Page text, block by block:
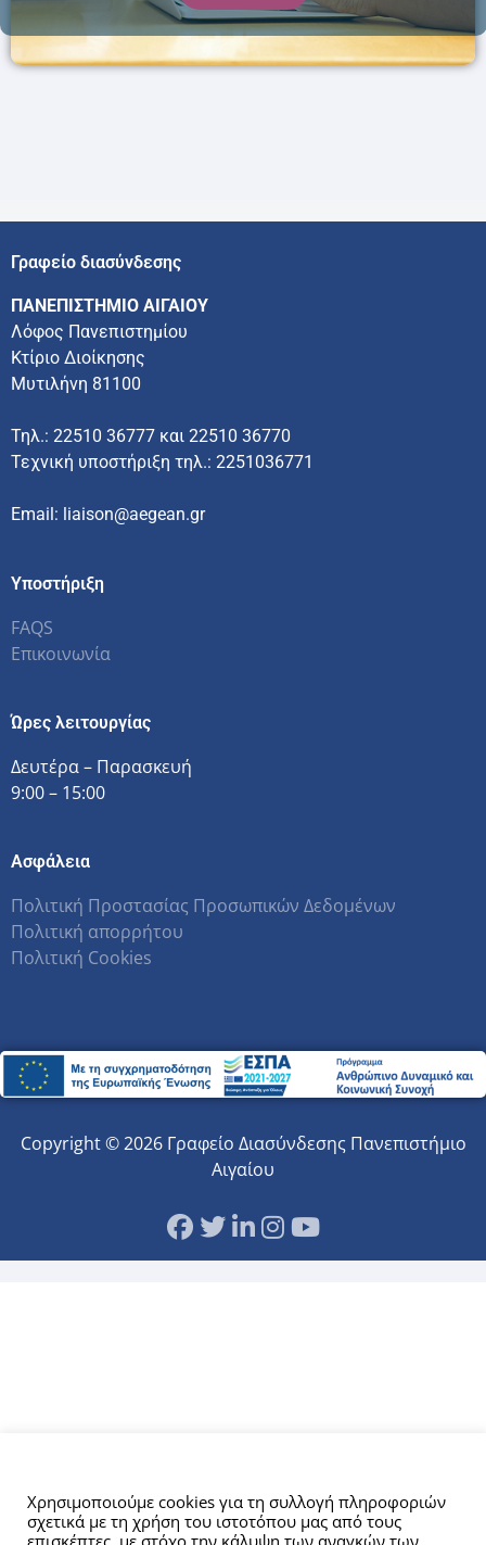
Γραφείο διασύνδεσης
ΠΑΝΕΠΙΣΤΗΜΙΟ ΑΙΓΑΙΟΥ
Λόφος Πανεπιστημίου
Κτίριο Διοίκησης
Μυτιλήνη 81100
Τηλ.: 22510 36777 και 22510 36770
Τεχνική υποστήριξη τηλ.: 2251036771
Email: liaison@aegean.gr
Υποστήριξη
FAQS
Επικοινωνία
Ώρες λειτουργίας
Δευτέρα – Παρασκευή
9:00 – 15:00
Ασφάλεια
Πολιτική Προστασίας Προσωπικών Δεδομένων
Πολιτική απορρήτου
Πολιτική Cookies
Copyright © 2026 Γραφείο Διασύνδεσης Πανεπιστήμιο
Αιγαίου
Χρησιμοποιούμε cookies για τη συλλογή πληροφοριών
σχετικά με τη χρήση του ιστοτόπου μας από τους
επισκέπτες, με στόχο την κάλυψη των αναγκών των